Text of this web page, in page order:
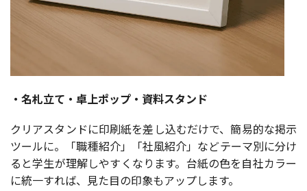
・名札立て・卓上ポップ・資料スタンド
クリアスタンドに印刷紙を差し込むだけで、簡易的な掲示
ツールに。「職種紹介」「社風紹介」などテーマ別に分け
ると学生が理解しやすくなります。台紙の色を自社カラー
に統一すれば、見た目の印象もアップします。